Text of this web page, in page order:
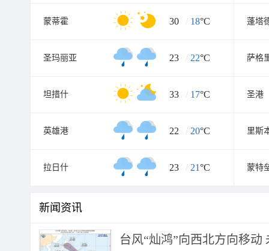
蒙蒂霍 30 / 18°C 蓬塔
圣玛丽亚 23 / 22°C 萨格
坦措什 33 / 17°C 圣港
英雄港 22 / 20°C 里斯
拉日什 23 / 21°C 蒙特
新闻资讯
台风“灿鸿”向西北方向移动